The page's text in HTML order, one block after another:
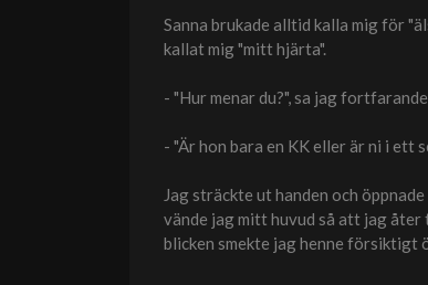
Sanna brukade alltid kalla mig för
kallat mig "mitt hjärta".
- "Hur menar du?", sa jag
- "Är hon bara en KK eller är ni i ett
Jag sträckte ut handen och
vände jag mitt huvud så att jag åter
blicken smekte jag henne försiktigt